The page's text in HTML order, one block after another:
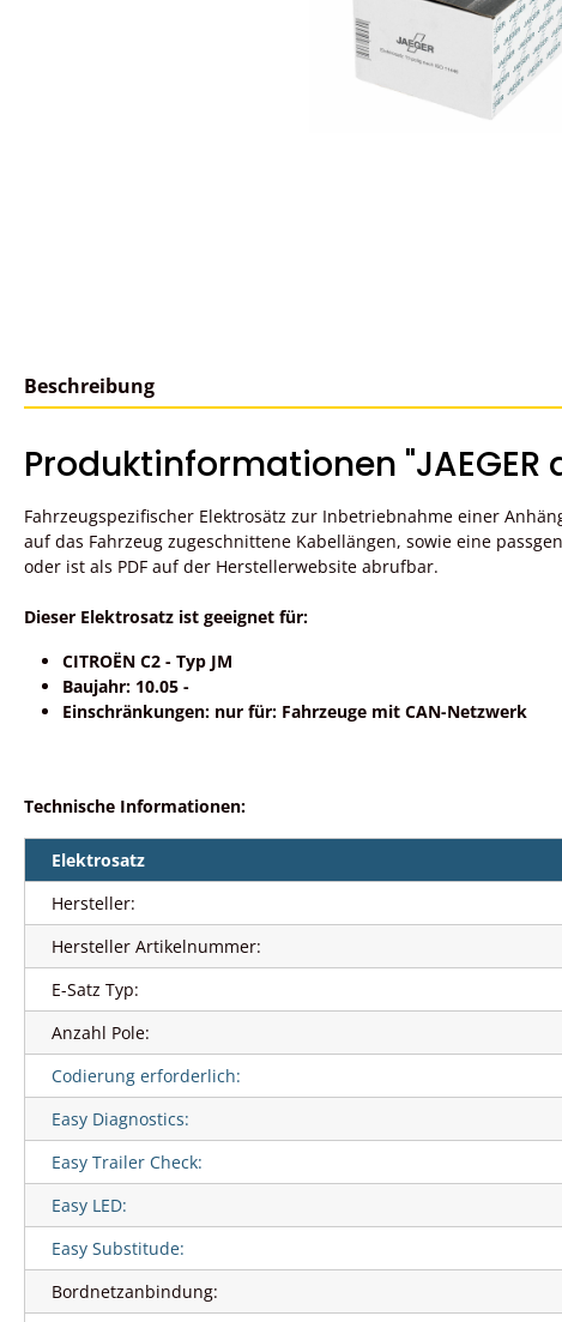
Beschreibung
Produktinformationen "JAEGER
Fahrzeugspezifischer Elektrosätz zur Inbetriebnahme einer
auf das Fahrzeug zugeschnittene Kabellängen, sowie eine
oder ist als PDF auf der Herstellerwebsite abrufbar.
Dieser Elektrosatz ist geeignet für:
CITROËN C2 - Typ JM
Baujahr: 10.05 -
Einschränkungen: nur für: Fahrzeuge mit CAN-Netzwerk
Technische Informationen:
Elektrosatz
Hersteller:
Hersteller Artikelnummer:
E-Satz Typ:
Anzahl Pole:
Codierung erforderlich:
Easy Diagnostics:
Easy Trailer Check:
Easy LED:
Easy Substitude:
Bordnetzanbindung: